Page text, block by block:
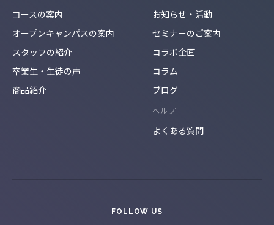
コースの案内
オープンキャンパスの案内
スタッフの紹介
卒業生・生徒の声
商品紹介
お知らせ・活動
セミナーのご案内
コラボ企画
コラム
ブログ
ヘルプ
よくある質問
FOLLOW US